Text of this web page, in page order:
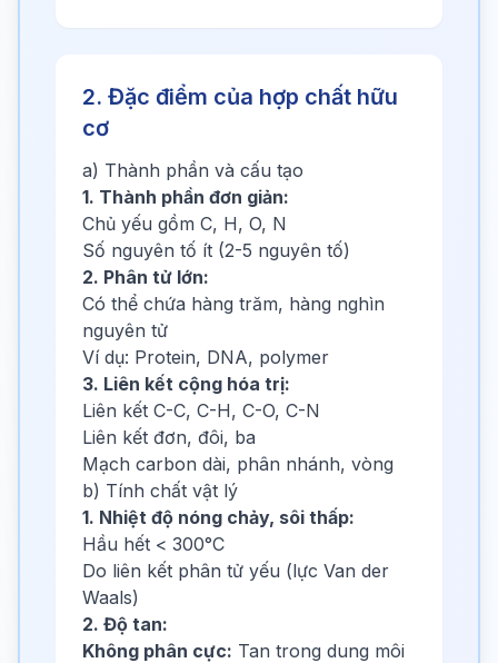
2. Đặc điểm của hợp chất hữu
cơ
a) Thành phần và cấu tạo
1. Thành phần đơn giản:
Chủ yếu gồm C, H, O, N
Số nguyên tố ít (2-5 nguyên tố)
2. Phân tử lớn:
Có thể chứa hàng trăm, hàng nghìn
nguyên tử
Ví dụ: Protein, DNA, polymer
3. Liên kết cộng hóa trị:
Liên kết C-C, C-H, C-O, C-N
Liên kết đơn, đôi, ba
Mạch carbon dài, phân nhánh, vòng
b) Tính chất vật lý
1. Nhiệt độ nóng chảy, sôi thấp:
Hầu hết < 300°C
Do liên kết phân tử yếu (lực Van der
Waals)
2. Độ tan:
Không phân cực: Tan trong dung môi